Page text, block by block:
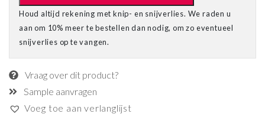
Houd altijd rekening met knip- en snijverlies. We raden u
aan om 10% meer te bestellen dan nodig, om zo eventueel
snijverlies op te vangen.
Vraag over dit product?
Sample aanvragen
Voeg toe aan verlanglijst